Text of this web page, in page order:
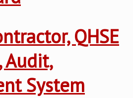
QHSE
Audit,
System